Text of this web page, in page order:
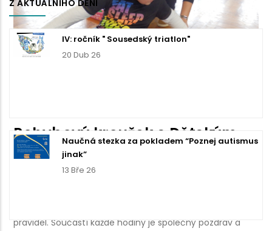
Pohybový kroužek s Dětským
klíčem
pravidel. Součástí každé hodiny je společný pozdrav a
Z AKTUÁLNÍHO DĚNÍ
IV: ročník " Sousedský triatlon"
20 Dub 26
Naučná stezka za pokladem “Poznej autismus
jinak”
13 Bře 26